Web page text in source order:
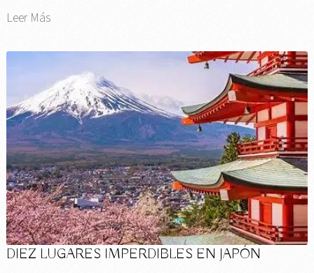
Leer Más
DIEZ LUGARES IMPERDIBLES EN JAPÓN